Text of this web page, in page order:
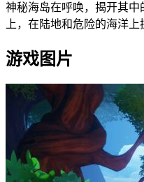
神秘海岛在呼唤，揭开其
上，在陆地和危险的海洋
游戏图片